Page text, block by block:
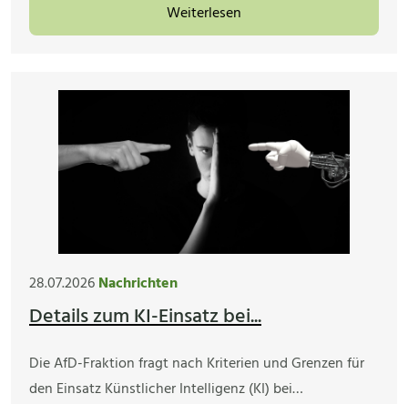
Weiterlesen
28.07.2026Nachrichten
Details zum KI-Einsatz bei...
Die AfD-Fraktion fragt nach Kriterien und Grenzen für
den Einsatz Künstlicher Intelligenz (KI) bei…